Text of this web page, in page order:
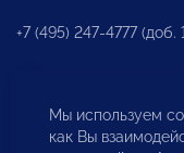
+7 (495) 247-4777 (доб.
Бюро по
инвесторов
Мы используем
как Вы